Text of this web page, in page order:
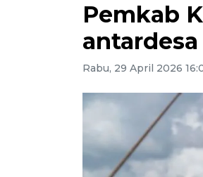
Pemkab
Rabu, 29 April 2026